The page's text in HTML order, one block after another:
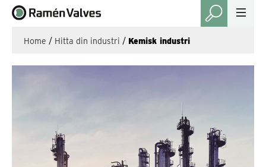
Home / Hitta din industri / Kemisk industri